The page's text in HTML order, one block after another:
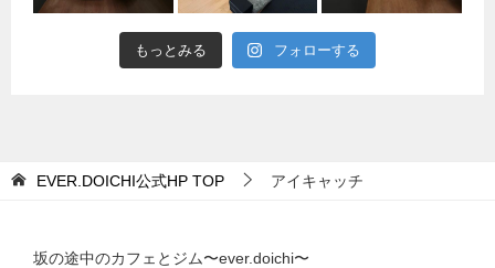
もっとみる フォローする
EVER.DOICHI公式HP TOP アイキャッチ
坂の途中のカフェとジム〜ever.doichi〜